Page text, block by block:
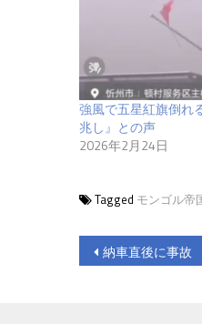
強風で五星紅旗倒れ
兆し』との声
2026年2月24日
Tagged モンゴル帝
投納車直後に事故